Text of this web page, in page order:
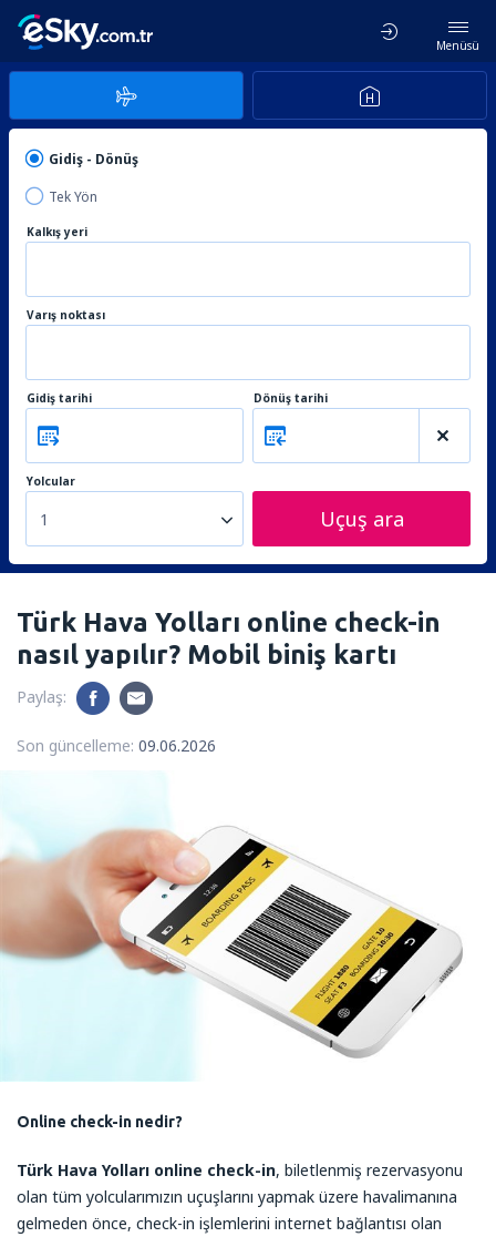
Menüsü
Gidiş - Dönüş
Tek Yön
Kalkış yeri
Varış noktası
Gidiş tarihi Dönüş tarihi
Yolcular
1 Uçuş ara
Türk Hava Yolları online check-in
nasıl yapılır? Mobil biniş kartı
Paylaş:
Son güncelleme: 09.06.2026
Online check-in nedir?
Türk Hava Yolları online check-in, biletlenmiş rezervasyonu
olan tüm yolcularımızın uçuşlarını yapmak üzere havalimanına
gelmeden önce, check-in işlemlerini internet bağlantısı olan